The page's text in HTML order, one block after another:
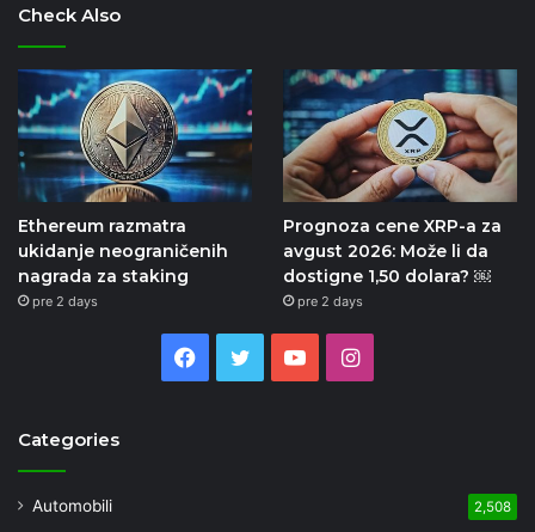
Check Also
Ethereum razmatra
ukidanje neograničenih
nagrada za staking
pre 2 days
Prognoza cene XRP-a za
avgust 2026: Može li da
dostigne 1,50 dolara? ￼
pre 2 days
Facebook
TwitterYouTubeInstagram
Categories
Automobili 2,508